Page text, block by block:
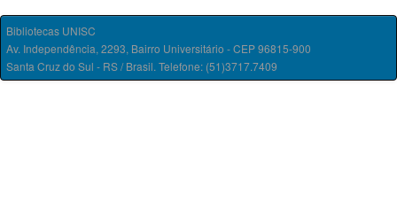
Bibliotecas UNISC
Av. Independência, 2293, Bairro Universitário - CEP 96815-900
Santa Cruz do Sul - RS / Brasil. Telefone: (51)3717.7409